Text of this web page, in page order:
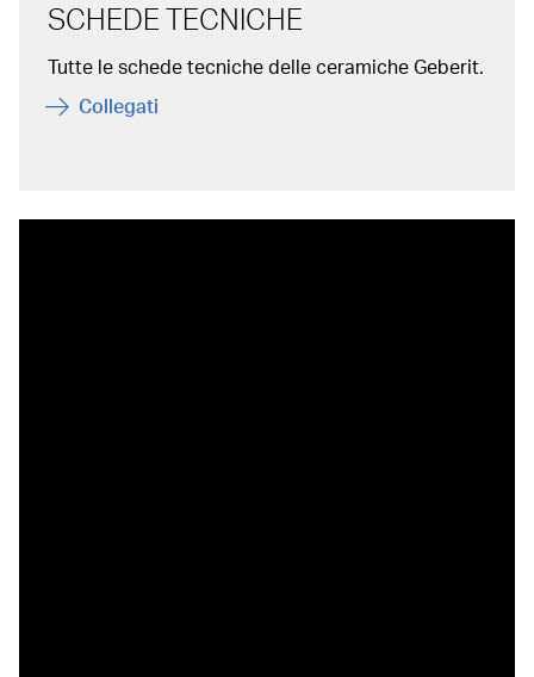
SCHEDE TECNICHE
Tutte le schede tecniche delle ceramiche Geberit.
Collegati